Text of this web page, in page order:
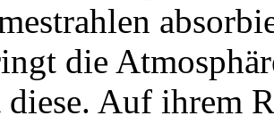
die
diese. Auf ihrem